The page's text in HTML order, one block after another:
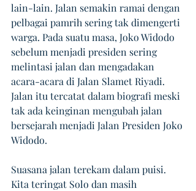
lain-lain. Jalan semakin ramai dengan
pelbagai pamrih sering tak dimengerti
warga. Pada suatu masa, Joko Widodo
sebelum menjadi presiden sering
melintasi jalan dan mengadakan
acara-acara di Jalan Slamet Riyadi.
Jalan itu tercatat dalam biografi meski
tak ada keinginan mengubah jalan
bersejarah menjadi Jalan Presiden Joko
Widodo.
Suasana jalan terekam dalam puisi.
Kita teringat Solo dan masih